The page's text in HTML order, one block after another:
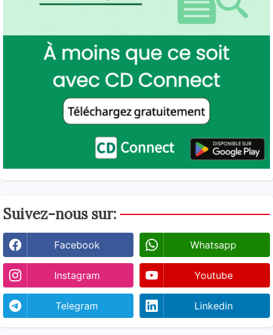
Suivez-nous sur:
Facebook Whatsapp
Instagram Youtube
Telegram Linkedin